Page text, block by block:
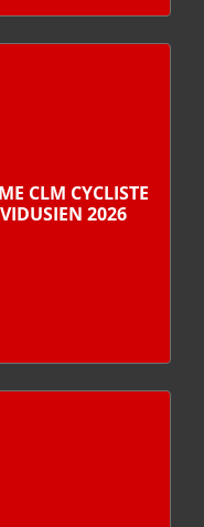
CLM CYCLISTE
VIDUSIEN 2026